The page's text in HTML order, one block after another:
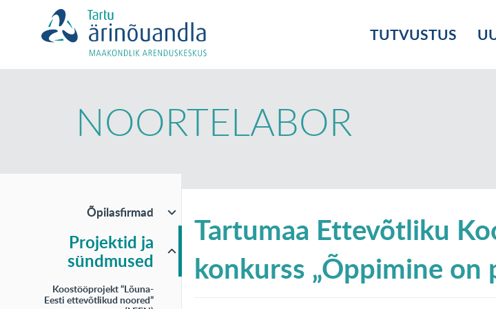
TUTVUSTUS
NOORTELABOR
Õpilasfirmad
Projektid ja
sündmused
Koostööprojekt “Lõuna-
Eesti ettevõtlikud noored”
Tartumaa Ettevõtliku
konkurss „Õppimine on